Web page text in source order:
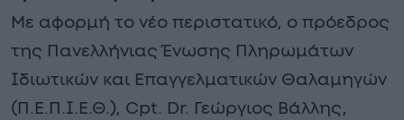
Με αφορμή το νέο περιστατικό, ο πρόεδρος
της Πανελλήνιας Ένωσης Πληρωμάτων
Ιδιωτικών και Επαγγελματικών Θαλαμηγών
(Π.Ε.Π.Ι.Ε.Θ.), Cpt. Dr. Γεώργιος Βάλλης,